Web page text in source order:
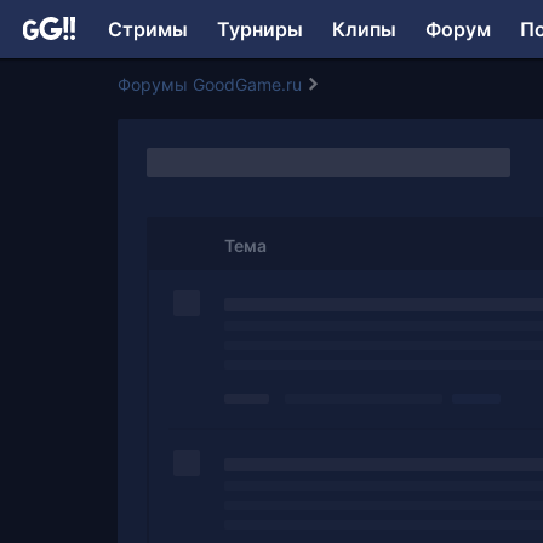
Стримы Турниры Клипы Форум
Форумы GoodGame.ru
Тема